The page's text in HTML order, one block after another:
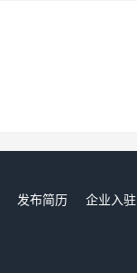
发布简历 企业入驻